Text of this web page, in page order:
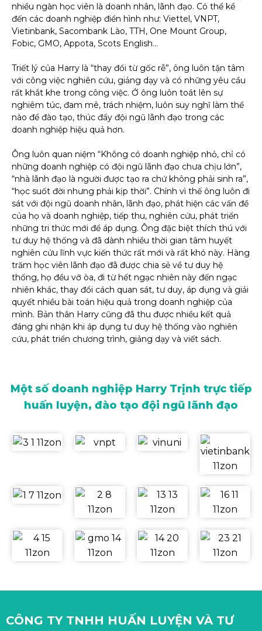
nhiều ngàn học viên là doanh nhân, lãnh đạo. Có thể kể
đến các doanh nghiệp điển hình như: Viettel, VNPT,
Vietinbank, Sacombank Lào, TTH, One Mount Group,
Fobic, GMO, Appota, Scots English…
Triết lý của Harry là “thay đổi từ gốc rễ”, ông luôn tận tâm
với công việc nghiên cứu, giảng dạy và có những yêu cầu
rất khắt khe trong công việc. Ở ông luôn toát lên sự
nghiêm túc, đam mê, trách nhiệm, luôn suy nghĩ làm thể
nào để đào tạo, thúc đẩy đội ngũ lãnh đạo trong các
doanh nghiệp hiệu quả hơn.
Ông luôn quan niệm “Không có doanh nghiệp nhỏ, chỉ có
những doanh nghiệp có đội ngũ lãnh đạo chưa chịu lớn”,
“nhà lãnh đạo là người được tạo ra chứ không phải sinh ra”,
“học suốt đời nhưng phải kịp thời”. Chính vì thế ông luôn đi
sát với đội ngũ doanh nhân, lãnh đạo, phát hiện các vấn đề
của họ và doanh nghiệp, tiếp thu, nghiên cứu, phát triển
những tri thức mới để áp dụng. Ông đặc biệt thích thú với
tư duy hệ thống và đã dành nhiều thời gian tâm huyết
nghiên cứu lĩnh vực kiến thức rất mới và rất khó này. Hàng
trăm học viên lãnh đạo đã được chia sẻ về tư duy hệ
thống, họ đều vỡ òa, đi từ hết ngạc nhiên này đến ngạc
nhiên khác, thay đổi cách quan sát, tư duy, áp dụng và giải
quyết nhiều bài toán hiệu quả trong doanh nghiệp của
mình. Bản thân Harry cũng đã thu được nhiều kết quả
đáng ghi nhận khi áp dụng tư duy hệ thống vào nghiên
cứu, phát triển chương trình, giảng dạy và viết sách.
Một số doanh nghiệp Harry Trịnh trực tiếp
huấn luyện, đào tạo đội ngũ lãnh đạo
CÔNG TY TNHH HUẤN LUYỆN VÀ TƯ